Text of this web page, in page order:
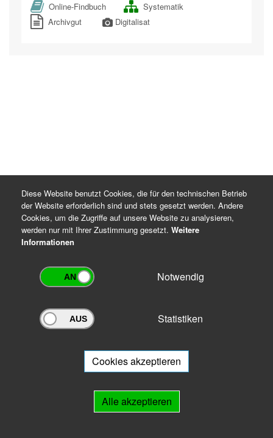
Online-Findbuch
Systematik
Archivgut
Digitalisat
Archivportal Thüringen
Ihnen beratend zur Seite.
Diese Website benutzt Cookies, die für den technischen Betrieb
der Website erforderlich sind und stets gesetzt werden. Andere
Cookies, um die Zugriffe auf unsere Website zu analysieren,
werden nur mit Ihrer Zustimmung gesetzt. Weitere
Informationen
Notwendig
Statistiken
Cookies akzeptieren
Alle akzeptieren